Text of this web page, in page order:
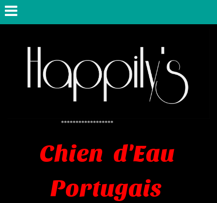
******************
Chien d'Eau
Portugais